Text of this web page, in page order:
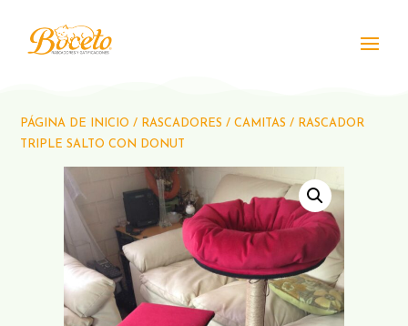
PÁGINA DE INICIO / RASCADORES /CAMITAS / RASCADOR
TRIPLE SALTO CON DONUT